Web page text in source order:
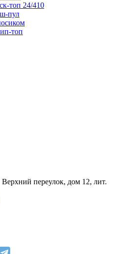
топ 24/410
пул
топ
Верхний переулок, дом 12, лит.